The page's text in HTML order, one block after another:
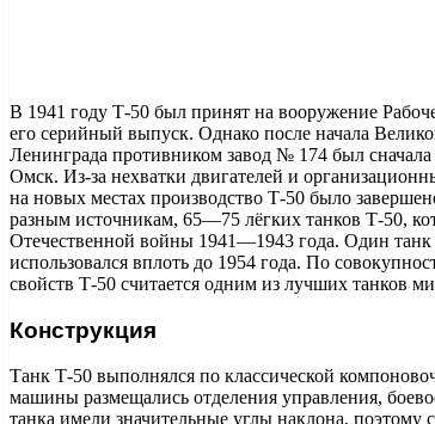
В 1941 году Т-50 был принят на вооружение
его серийный выпуск. Однако после начала
Ленинграда противником завод № 174 был
Омск. Из-за нехватки двигателей и
на новых местах производство Т-50 было
разным источникам, 65—75 лёгких танков Т-50,
Отечественной войны 1941—1943 года. Один
использовался вплоть до 1954 года. По
свойств Т-50 считается одним из лучших танков
Конструкция
Танк Т-50 выполнялся по классической
машины размещались отделения управления,
танка имели значительные углы наклона,